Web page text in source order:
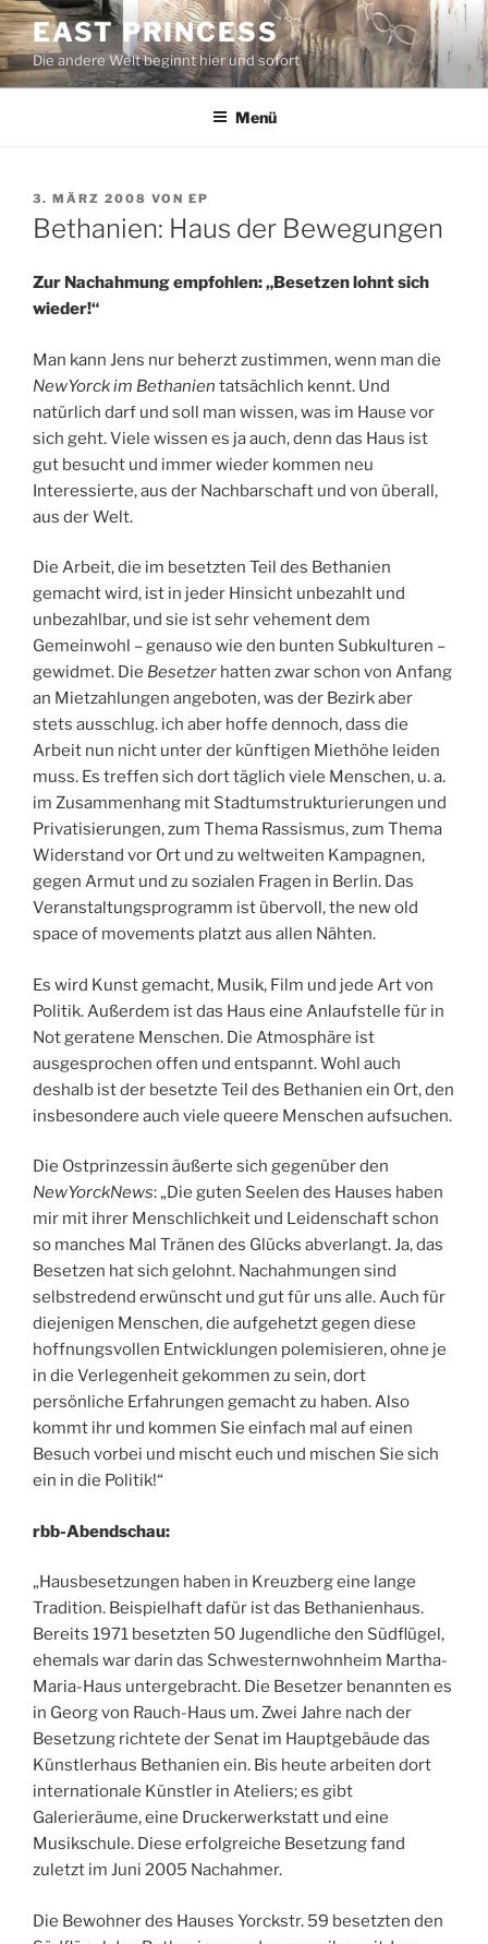
Zum
Inhalt
springen
EAST PRINCESS
Die andere Welt beginnt hier und sofort
Menü
VERÖFFENTLICHT
AM
3. MÄRZ 2008 VON EP
Bethanien: Haus der Bewegungen
Zur Nachahmung empfohlen: „Besetzen lohnt sich
wieder!“
Man kann Jens nur beherzt zustimmen, wenn man die
NewYorck im Bethanien tatsächlich kennt. Und
natürlich darf und soll man wissen, was im Hause vor
sich geht. Viele wissen es ja auch, denn das Haus ist
gut besucht und immer wieder kommen neu
Interessierte, aus der Nachbarschaft und von überall,
aus der Welt.
Die Arbeit, die im besetzten Teil des Bethanien
gemacht wird, ist in jeder Hinsicht unbezahlt und
unbezahlbar, und sie ist sehr vehement dem
Gemeinwohl – genauso wie den bunten Subkulturen –
gewidmet. Die Besetzer hatten zwar schon von Anfang
an Mietzahlungen angeboten, was der Bezirk aber
stets ausschlug. ich aber hoffe dennoch, dass die
Arbeit nun nicht unter der künftigen Miethöhe leiden
muss. Es treffen sich dort täglich viele Menschen, u. a.
im Zusammenhang mit Stadtumstrukturierungen und
Privatisierungen, zum Thema Rassismus, zum Thema
Widerstand vor Ort und zu weltweiten Kampagnen,
gegen Armut und zu sozialen Fragen in Berlin. Das
Veranstaltungsprogramm ist übervoll, the new old
space of movements platzt aus allen Nähten.
Es wird Kunst gemacht, Musik, Film und jede Art von
Politik. Außerdem ist das Haus eine Anlaufstelle für in
Not geratene Menschen. Die Atmosphäre ist
ausgesprochen offen und entspannt. Wohl auch
deshalb ist der besetzte Teil des Bethanien ein Ort, den
insbesondere auch viele queere Menschen aufsuchen.
Die Ostprinzessin äußerte sich gegenüber den
NewYorckNews: „Die guten Seelen des Hauses haben
mir mit ihrer Menschlichkeit und Leidenschaft schon
so manches Mal Tränen des Glücks abverlangt. Ja, das
Besetzen hat sich gelohnt. Nachahmungen sind
selbstredend erwünscht und gut für uns alle. Auch für
diejenigen Menschen, die aufgehetzt gegen diese
hoffnungsvollen Entwicklungen polemisieren, ohne je
in die Verlegenheit gekommen zu sein, dort
persönliche Erfahrungen gemacht zu haben. Also
kommt ihr und kommen Sie einfach mal auf einen
Besuch vorbei und mischt euch und mischen Sie sich
ein in die Politik!“
rbb-Abendschau:
„Hausbesetzungen haben in Kreuzberg eine lange
Tradition. Beispielhaft dafür ist das Bethanienhaus.
Bereits 1971 besetzten 50 Jugendliche den Südflügel,
ehemals war darin das Schwesternwohnheim Martha-
Maria-Haus untergebracht. Die Besetzer benannten es
in Georg von Rauch-Haus um. Zwei Jahre nach der
Besetzung richtete der Senat im Hauptgebäude das
Künstlerhaus Bethanien ein. Bis heute arbeiten dort
internationale Künstler in Ateliers; es gibt
Galerieräume, eine Druckerwerkstatt und eine
Musikschule. Diese erfolgreiche Besetzung fand
zuletzt im Juni 2005 Nachahmer.
Die Bewohner des Hauses Yorckstr. 59 besetzten den